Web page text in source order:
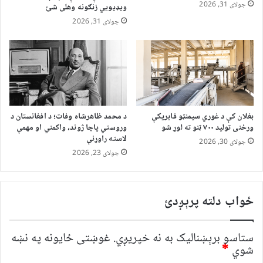
جولای 31, 2026 ویډیويي زنګونه وهلی شئ
جولای 31, 2026
بغلان کې د غوري سیمنټو فابریکې
ورځنی تولید ۷۰۰ ټنو ته لوړ شو
جولای 30, 2026
د محمد ظاهرشاه وفات؛ د افغانستان د
وروستي پاچا ژوند، واکمني او مهمې
لاسته راوړنې
جولای 23, 2026
ځواب دلته پرېږدئ
ستاسو برېښناليک به نه خپريږي. غوښتى ځایونه په نښه
شوي *